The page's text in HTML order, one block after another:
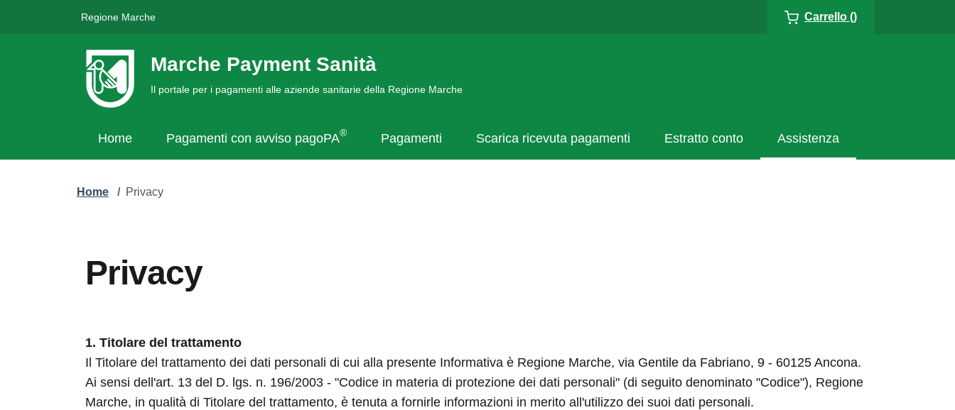
Regione Marche Carrello ()
Marche Payment Sanità
Il portale per i pagamenti alle aziende sanitarie della Regione Marche
Home Pagamenti con avviso pagoPA® Pagamenti Scarica ricevuta pagamenti Estratto conto Assistenza
Home / Privacy
Privacy
1. Titolare del trattamento
Il Titolare del trattamento dei dati personali di cui alla presente Informativa è Regione Marche, via Gentile da Fabriano, 9 - 60125 Ancona.
Ai sensi dell'art. 13 del D. lgs. n. 196/2003 - "Codice in materia di protezione dei dati personali" (di seguito denominato "Codice"), Regione
Marche, in qualità di Titolare del trattamento, è tenuta a fornirle informazioni in merito all'utilizzo dei suoi dati personali.